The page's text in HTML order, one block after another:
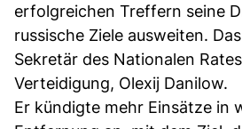
erfolgreichen Treffern seine
russische Ziele ausweiten.
Sekretär des Nationalen
Verteidigung, Olexij Danilow.
Er kündigte mehr Einsätze in